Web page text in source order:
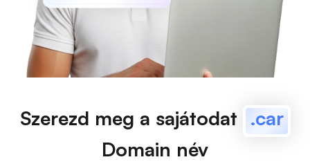
Szerezd meg a sajátodat .car
Domain név